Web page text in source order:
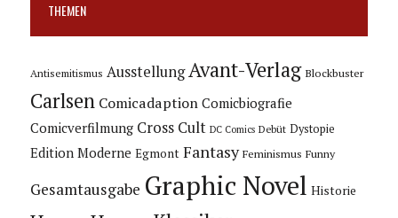
THEMEN
Antisemitismus Ausstellung Avant-Verlag Blockbuster
Carlsen Comicadaption Comicbiografie
Comicverfilmung Cross Cult DC Comics Debüt Dystopie
Edition Moderne Egmont Fantasy Feminismus Funny
Gesamtausgabe Graphic Novel Historie